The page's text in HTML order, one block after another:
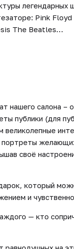
Pink
The Beatles…
нашего салона –
публики (для
своё
который
и
— кто